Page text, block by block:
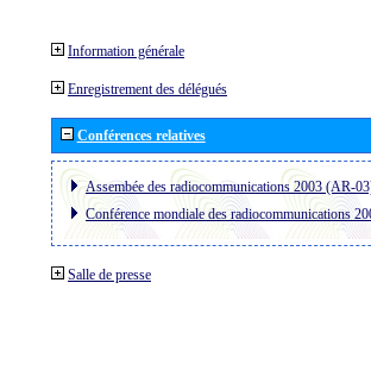
Information générale
Enregistrement des délégués
Conférences relatives
Assembée des radiocommunications 2003 (AR-
Conférence mondiale des radiocommunications
Salle de presse